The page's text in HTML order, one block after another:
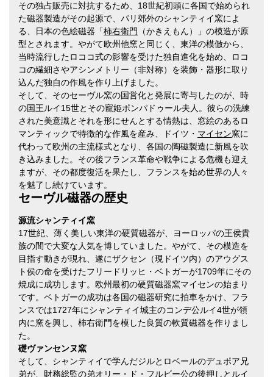
その独占販売に対抗するため、18世紀初頭に各国で始められ
た磁器製造がその起源で、パリ郊外のシャンティイ窯によ
る、日本の色絵磁器「柿右衛門
（かきえもん）」の模造が原
型とされます。やがて欧州他窯と同じく、東洋の模倣から、
当時流行したロココ式の影響を受けた独自進化を始め、ロコ
コの繊細さやアシンメトリー（非対称）を装飾・器形に取り
込んだ独自の作風を作り上げました。
そして、そのセーヴル窯の国営化と発展に寄与したのが、時
の国王ルイ15世とその寵姫ポンパドゥール夫人。彼らの洗練
された美意識とそれを形にせんとする情熱は、窓絵のあるロ
マンティックで特徴的な作風を産み、ドイツ・ マイセン窯に
代わって欧州の主流様式となり、各国の陶磁製造に新風を吹
き込みました。その後フランス革命や戦争による危機も迎え
ますが、その都度復活を果たし、フランスを始め世界の人々
を魅了し続けています。
セーヴル磁器の歴史
源流シャンティイ窯
17世紀、薄く美しい東洋の硬質磁器が、ヨーロッパの王侯貴
族の間で大変な人気を博していました。やがて、その模造を
目指す動きが現れ、遂にザクセン（現ドイツ内）のアウグス
ト侯の命を受けたフリードリッヒ・ベトガーが1709年にその
焼成に成功します。欧州最初の硬質磁器窯マイセンの始まり
です。ベトガーの成功は各国の磁器研究に拍車をかけ、フラ
ンスでは1727年にシャンティイ城主のコンデ公ルイ4世が領
内に窯を興し、柿右衛門を模した良質の軟質磁器を作りまし
た。
礎ヴァンセンヌ窯
そして、シャンティイで学んだジルとロベールのデュポア兄
弟が、財務総監の弟オリー・ド・フルビー公の後押しとルイ